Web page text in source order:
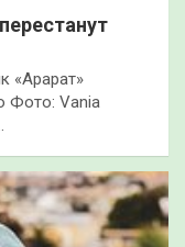
«Арарат»
Фото: Vania